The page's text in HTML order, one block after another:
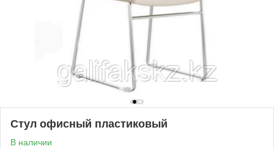
Стул офисный пластиковый
В наличии